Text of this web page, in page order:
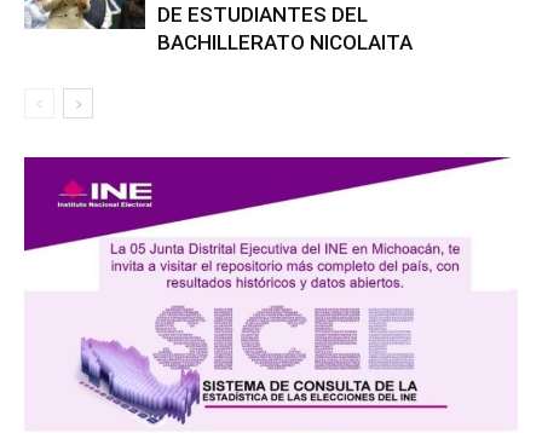
DE ESTUDIANTES DEL
BACHILLERATO NICOLAITA